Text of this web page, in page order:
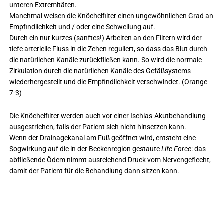
unteren Extremitäten.
Manchmal weisen die Knöchelfilter einen ungewöhnlichen Grad an
Empfindlichkeit und / oder eine Schwellung auf.
Durch ein nur kurzes (sanftes!) Arbeiten an den Filtern wird der
tiefe arterielle Fluss in die Zehen reguliert, so dass das Blut durch
die natürlichen Kanäle zurückfließen kann. So wird die normale
Zirkulation durch die natürlichen Kanäle des Gefäßsystems
wiederhergestellt und die Empfindlichkeit verschwindet. (Orange
7-3)
Die Knöchelfilter werden auch vor einer Ischias-Akutbehandlung
ausgestrichen, falls der Patient sich nicht hinsetzen kann.
Wenn der Drainagekanal am Fuß geöffnet wird, entsteht eine
Sogwirkung auf die in der Beckenregion gestauteLife Force: das
abfließende Ödem nimmt ausreichend Druck vom Nervengeflecht,
damit der Patient für die Behandlung dann sitzen kann.